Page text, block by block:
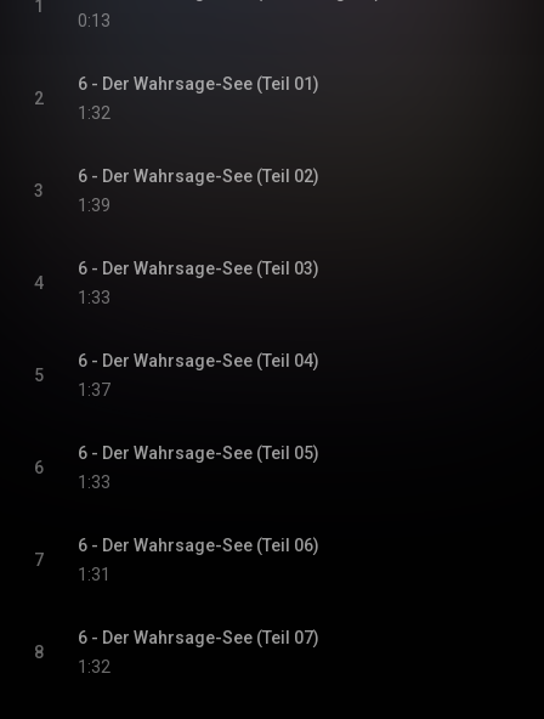
1
0:13
2
6 - Der Wahrsage-See (Teil 01)
1:32
3
6 - Der Wahrsage-See (Teil 02)
1:39
4
6 - Der Wahrsage-See (Teil 03)
1:33
5
6 - Der Wahrsage-See (Teil 04)
1:37
6
6 - Der Wahrsage-See (Teil 05)
1:33
7
6 - Der Wahrsage-See (Teil 06)
1:31
8
6 - Der Wahrsage-See (Teil 07)
1:32